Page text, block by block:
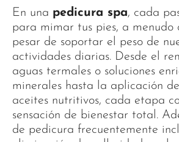
En una pedicura spa, cada
para mimar tus pies, a menudo
pesar de soportar el peso de
actividades diarias. Desde el
aguas termales o soluciones
minerales hasta la aplicación
aceites nutritivos, cada etapa
sensación de bienestar total.
de pedicura frecuentemente